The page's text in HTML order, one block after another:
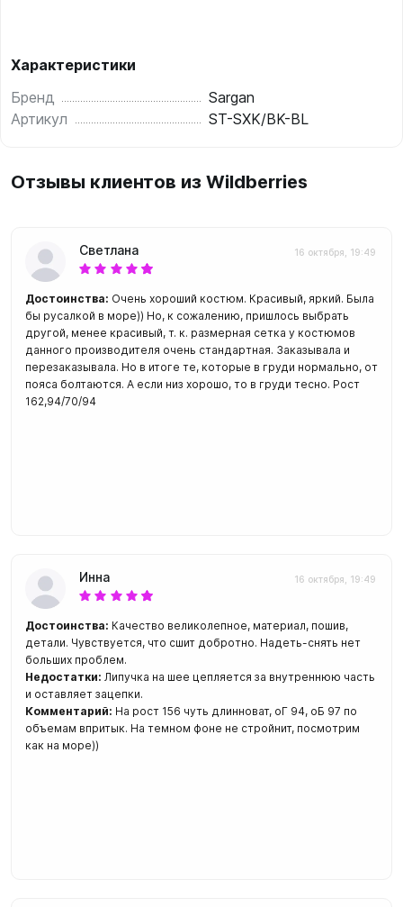
Характеристики
Бренд
Sargan
Артикул
ST-SXK/BK-BL
Отзывы клиентов из Wildberries
Светлана 16 октября, 19:49
Достоинства: Очень хороший костюм. Красивый, яркий. Была
бы русалкой в море)) Но, к сожалению, пришлось выбрать
другой, менее красивый, т. к. размерная сетка у костюмов
данного производителя очень стандартная. Заказывала и
перезаказывала. Но в итоге те, которые в груди нормально, от
пояса болтаются. А если низ хорошо, то в груди тесно. Рост
162,94/70/94
Инна 16 октября, 19:49
Достоинства: Качество великолепное, материал, пошив,
детали. Чувствуется, что сшит добротно. Надеть-снять нет
больших проблем.
Недостатки: Липучка на шее цепляется за внутреннюю часть
и оставляет зацепки.
Комментарий: На рост 156 чуть длинноват, оГ 94, оБ 97 по
объемам впритык. На темном фоне не стройнит, посмотрим
как на море))